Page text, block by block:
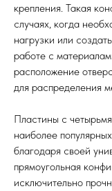
крепления. Такая
случаях, когда
нагрузки или
работе с
расположение
для распределения
Пластины с
наиболее
благодаря своей
прямоугольная
исключительно